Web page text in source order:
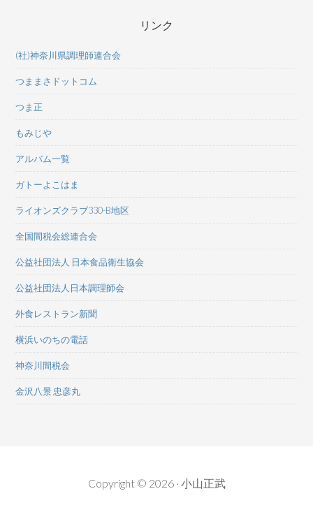
リンク
(社)神奈川県調理師連合会
つままさドットコム
つま正
もみじや
アルバム一覧
ガトーよこはま
ライオンズクラブ330-B地区
全国間税会総連合会
公益社団法人 日本食品衛生協会
公益社団法人日本調理師会
外食レストラン新聞
横浜いのちの電話
神奈川間税会
金沢八景 忠彦丸
Copyright © 2026 · 小山正武